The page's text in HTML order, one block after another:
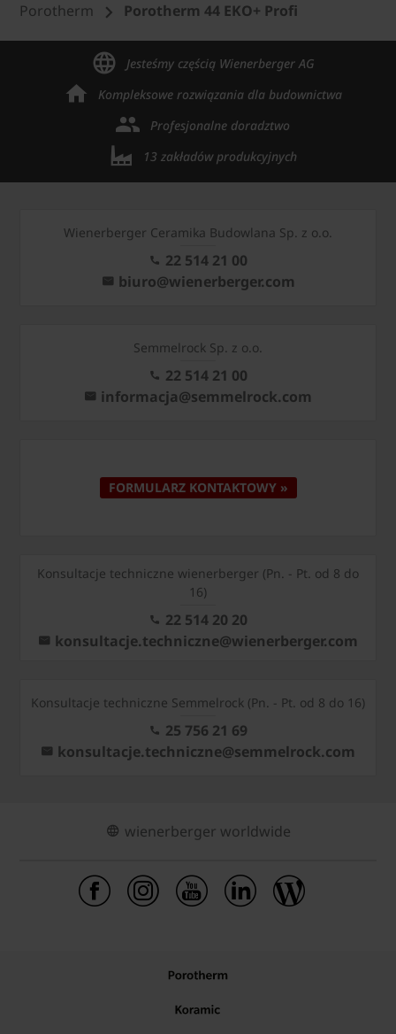
Porotherm
Porotherm 44 EKO+ Profi
Jesteśmy częścią Wienerberger AG
Kompleksowe rozwiązania dla budownictwa
Profesjonalne doradztwo
13 zakładów produkcyjnych
Wienerberger Ceramika Budowlana Sp. z o.o.
22 514 21 00
biuro@wienerberger.com
Semmelrock Sp. z o.o.
22 514 21 00
informacja@semmelrock.com
FORMULARZ KONTAKTOWY »
Konsultacje techniczne wienerberger (Pn. - Pt. od 8 do
16)
22 514 20 20
konsultacje.techniczne@wienerberger.com
Konsultacje techniczne Semmelrock (Pn. - Pt. od 8 do 16)
25 756 21 69
konsultacje.techniczne@semmelrock.com
wienerberger worldwide